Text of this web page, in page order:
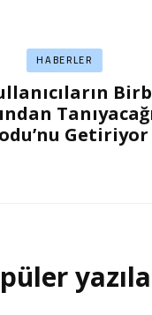
HABERLER
Getiriyor